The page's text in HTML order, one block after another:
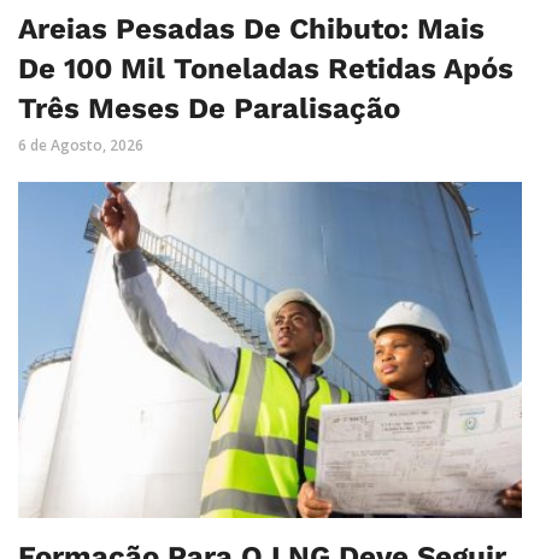
Areias Pesadas De Chibuto: Mais
De 100 Mil Toneladas Retidas Após
Três Meses De Paralisação
6 de Agosto, 2026